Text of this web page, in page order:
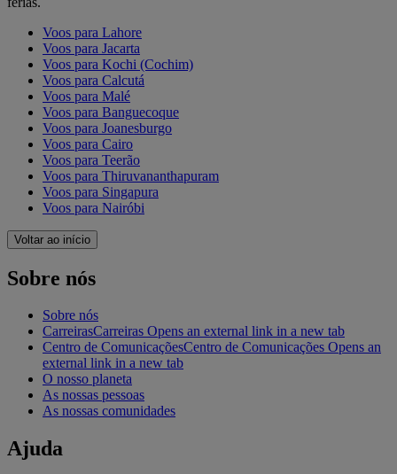
Voos para Lahore
Voos para Jacarta
Voos para Kochi (Cochim)
Voos para Calcutá
Voos para Malé
Voos para Banguecoque
Voos para Joanesburgo
Voos para Cairo
Voos para Teerão
Voos para Thiruvananthapuram
Voos para Singapura
Voos para Nairóbi
Voltar ao início
Sobre nós
Sobre nós
CarreirasCarreiras Opens an external link in a new tab
Centro de ComunicaçõesCentro de Comunicações Opens an
external link in a new tab
O nosso planeta
As nossas pessoas
As nossas comunidades
Ajuda